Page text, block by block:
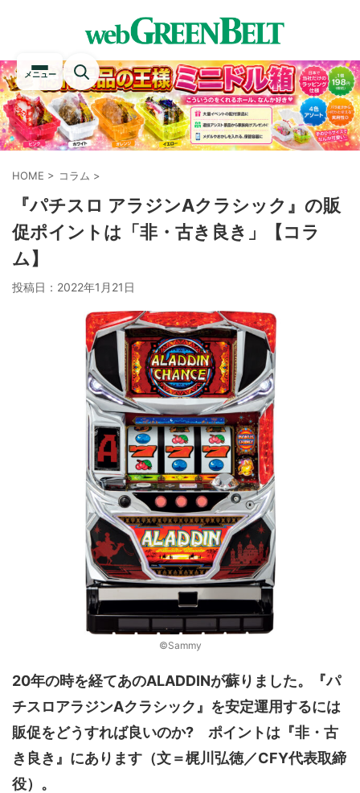
メニュー
HOME > コラム >
『パチスロ アラジンAクラシック』の販
促ポイントは「非・古き良き」【コラ
ム】
投稿日： 2022年1月21日
©Sammy
20年の時を経てあのALADDINが蘇りました。『パ
チスロアラジンAクラシック』を安定運用するには
販促をどうすれば良いのか? ポイントは『非・古
き良き』にあります（文＝梶川弘徳／CFY代表取締
役）。